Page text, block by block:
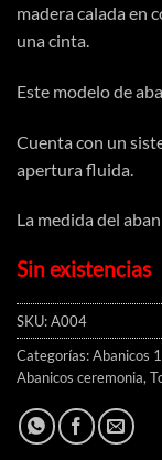
madera calada en
una cinta.
Este modelo de
Cuenta con un
apertura fluida.
La medida del
Sin existencias
SKU:A004
Categorías:Abanicos
Abanicos ceremonia,